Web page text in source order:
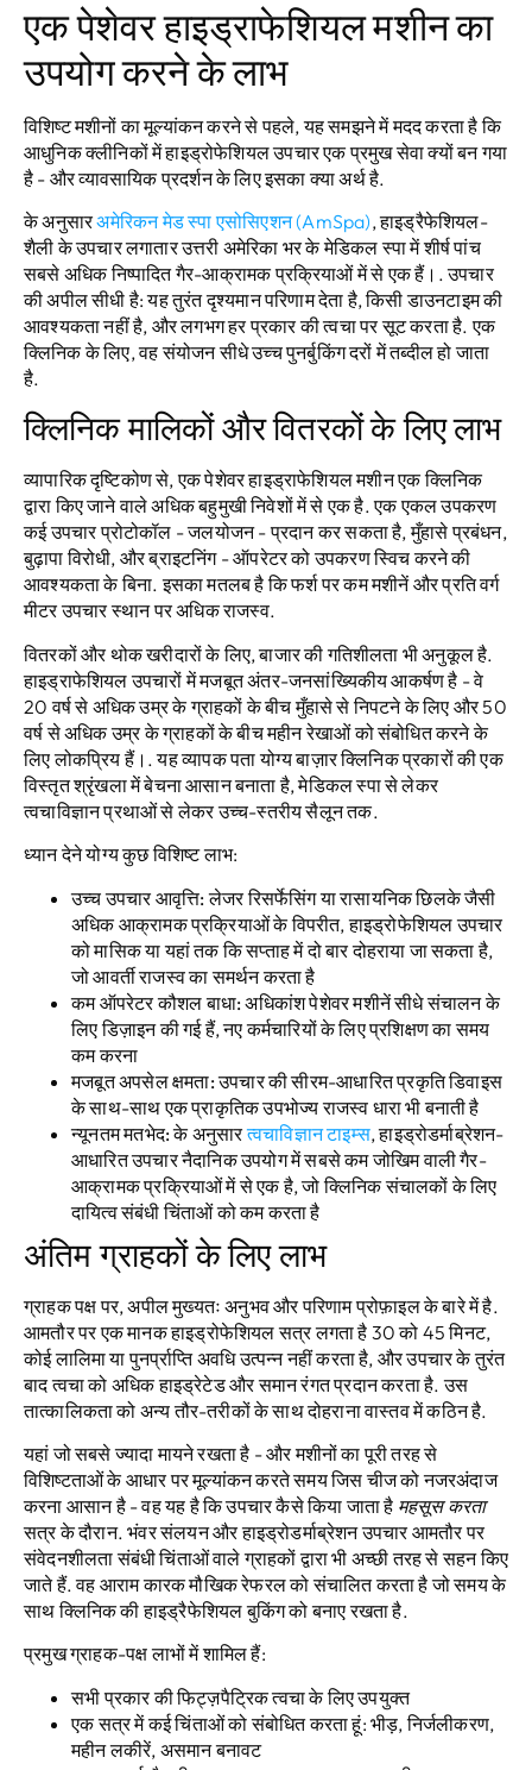
एक पेशेवर हाइड्राफेशियल मशीन का
उपयोग करने के लाभ
विशिष्ट मशीनों का मूल्यांकन करने से पहले, यह समझने में मदद करता है कि
आधुनिक क्लीनिकों में हाइड्रोफेशियल उपचार एक प्रमुख सेवा क्यों बन गया
है - और व्यावसायिक प्रदर्शन के लिए इसका क्या अर्थ है.
के अनुसारअमेरिकन मेड स्पा एसोसिएशन (AmSpa), हाइड्रैफेशियल-
शैली के उपचार लगातार उत्तरी अमेरिका भर के मेडिकल स्पा में शीर्ष पांच
सबसे अधिक निष्पादित गैर-आक्रामक प्रक्रियाओं में से एक हैं।. उपचार
की अपील सीधी है: यह तुरंत दृश्यमान परिणाम देता है, किसी डाउनटाइम की
आवश्यकता नहीं है, और लगभग हर प्रकार की त्वचा पर सूट करता है. एक
क्लिनिक के लिए, वह संयोजन सीधे उच्च पुनर्बुकिंग दरों में तब्दील हो जाता
है.
क्लिनिक मालिकों और वितरकों के लिए लाभ
व्यापारिक दृष्टिकोण से, एक पेशेवर हाइड्राफेशियल मशीन एक क्लिनिक
द्वारा किए जाने वाले अधिक बहुमुखी निवेशों में से एक है. एक एकल उपकरण
कई उपचार प्रोटोकॉल - जलयोजन - प्रदान कर सकता है, मुँहासे प्रबंधन,
बुढ़ापा विरोधी, और ब्राइटनिंग - ऑपरेटर को उपकरण स्विच करने की
आवश्यकता के बिना. इसका मतलब है कि फर्श पर कम मशीनें और प्रति वर्ग
मीटर उपचार स्थान पर अधिक राजस्व.
वितरकों और थोक खरीदारों के लिए, बाजार की गतिशीलता भी अनुकूल है.
हाइड्राफेशियल उपचारों में मजबूत अंतर-जनसांख्यिकीय आकर्षण है - वे
20 वर्ष से अधिक उम्र के ग्राहकों के बीच मुँहासे से निपटने के लिए और 50
वर्ष से अधिक उम्र के ग्राहकों के बीच महीन रेखाओं को संबोधित करने के
लिए लोकप्रिय हैं।. यह व्यापक पता योग्य बाज़ार क्लिनिक प्रकारों की एक
विस्तृत श्रृंखला में बेचना आसान बनाता है, मेडिकल स्पा से लेकर
त्वचाविज्ञान प्रथाओं से लेकर उच्च-स्तरीय सैलून तक.
ध्यान देने योग्य कुछ विशिष्ट लाभ:
उच्च उपचार आवृत्ति:लेजर रिसर्फेसिंग या रासायनिक छिलके जैसी
अधिक आक्रामक प्रक्रियाओं के विपरीत, हाइड्रोफेशियल उपचार
को मासिक या यहां तक ​​कि सप्ताह में दो बार दोहराया जा सकता है,
जो आवर्ती राजस्व का समर्थन करता है
कम ऑपरेटर कौशल बाधा:अधिकांश पेशेवर मशीनें सीधे संचालन के
लिए डिज़ाइन की गई हैं, नए कर्मचारियों के लिए प्रशिक्षण का समय
कम करना
मजबूत अपसेल क्षमता:उपचार की सीरम-आधारित प्रकृति डिवाइस
के साथ-साथ एक प्राकृतिक उपभोज्य राजस्व धारा भी बनाती है
न्यूनतम मतभेद:के अनुसारत्वचाविज्ञान टाइम्स, हाइड्रोडर्माब्रेशन-
आधारित उपचार नैदानिक ​​​​उपयोग में सबसे कम जोखिम वाली गैर-
आक्रामक प्रक्रियाओं में से एक है, जो क्लिनिक संचालकों के लिए
दायित्व संबंधी चिंताओं को कम करता है
अंतिम ग्राहकों के लिए लाभ
ग्राहक पक्ष पर, अपील मुख्यतः अनुभव और परिणाम प्रोफ़ाइल के बारे में है.
आमतौर पर एक मानक हाइड्रोफेशियल सत्र लगता है 30 को 45 मिनट,
कोई लालिमा या पुनर्प्राप्ति अवधि उत्पन्न नहीं करता है, और उपचार के तुरंत
बाद त्वचा को अधिक हाइड्रेटेड और समान रंगत प्रदान करता है. उस
तात्कालिकता को अन्य तौर-तरीकों के साथ दोहराना वास्तव में कठिन है.
यहां जो सबसे ज्यादा मायने रखता है - और मशीनों का पूरी तरह से
विशिष्टताओं के आधार पर मूल्यांकन करते समय जिस चीज को नजरअंदाज
करना आसान है - वह यह है कि उपचार कैसे किया जाता है महसूस करता
सत्र के दौरान. भंवर संलयन और हाइड्रोडर्माब्रेशन उपचार आमतौर पर
संवेदनशीलता संबंधी चिंताओं वाले ग्राहकों द्वारा भी अच्छी तरह से सहन किए
जाते हैं. वह आराम कारक मौखिक रेफरल को संचालित करता है जो समय के
साथ क्लिनिक की हाइड्रैफेशियल बुकिंग को बनाए रखता है.
प्रमुख ग्राहक-पक्ष लाभों में शामिल हैं:
सभी प्रकार की फिट्ज़पैट्रिक त्वचा के लिए उपयुक्त
एक सत्र में कई चिंताओं को संबोधित करता हूं: भीड़, निर्जलीकरण,
महीन लकीरें, असमान बनावट